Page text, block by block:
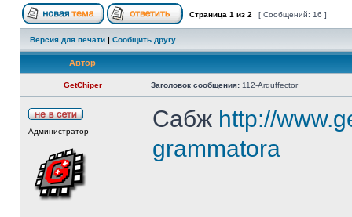
Страница 1 из 2 [ Сообщений: 16 ]
Версия для печати | Сообщить другу
Автор
GetChiper Заголовок сообщения: 112-Arduffector
Администратор Сабж http://
grammatora